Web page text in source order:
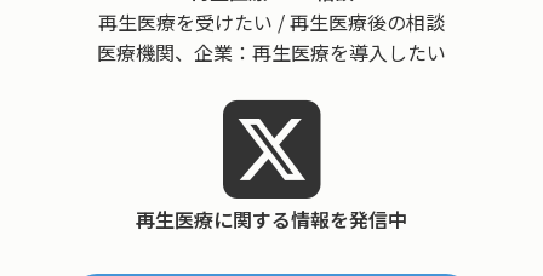
再生医療を受けたい / 再生医療後の相談
医療機関、企業：再生医療を導入したい
再生医療に関する情報を発信中